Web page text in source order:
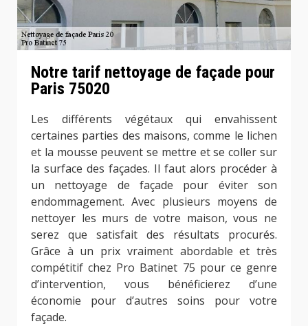
Notre tarif nettoyage de façade pour
Paris 75020
Les différents végétaux qui envahissent
certaines parties des maisons, comme le lichen
et la mousse peuvent se mettre et se coller sur
la surface des façades. Il faut alors procéder à
un nettoyage de façade pour éviter son
endommagement. Avec plusieurs moyens de
nettoyer les murs de votre maison, vous ne
serez que satisfait des résultats procurés.
Grâce à un prix vraiment abordable et très
compétitif chez Pro Batinet 75 pour ce genre
d’intervention, vous bénéficierez d’une
économie pour d’autres soins pour votre
façade.